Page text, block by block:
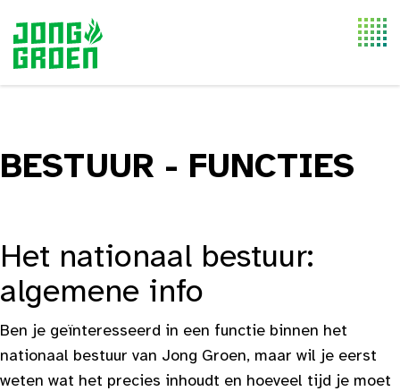
BESTUUR - FUNCTIES
Het nationaal bestuur:
algemene info
Ben je geïnteresseerd in een functie binnen het
nationaal bestuur van Jong Groen, maar wil je eerst
weten wat het precies inhoudt en hoeveel tijd je moet